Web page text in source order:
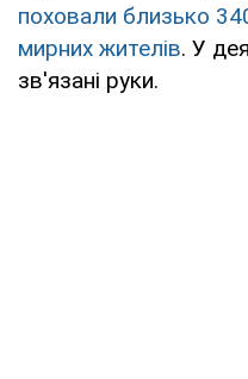
поховали близько
мирних жителів. У
зв'язані руки.